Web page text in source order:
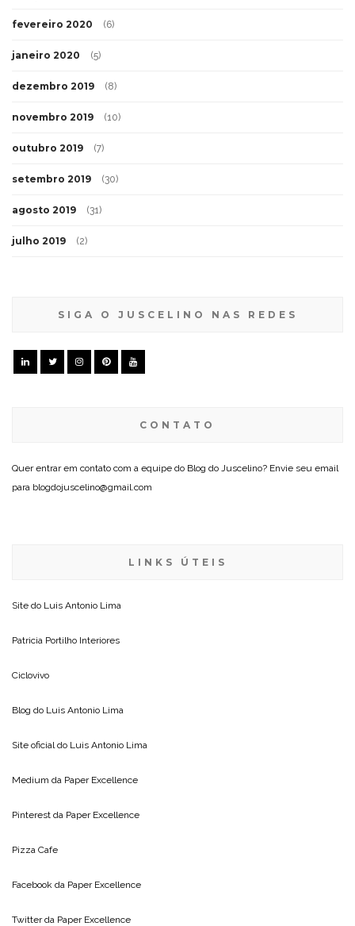
fevereiro 2020 (6)
janeiro 2020 (5)
dezembro 2019 (8)
novembro 2019 (10)
outubro 2019 (7)
setembro 2019 (30)
agosto 2019 (31)
julho 2019 (2)
SIGA O JUSCELINO NAS REDES
CONTATO
Quer entrar em contato com a equipe do Blog do Juscelino? Envie seu email
para blogdojuscelino@gmail.com
LINKS ÚTEIS
Site do Luis Antonio Lima
Patricia Portilho Interiores
Ciclovivo
Blog do Luis Antonio Lima
Site oficial do Luis Antonio Lima
Medium da Paper Excellence
Pinterest da Paper Excellence
Pizza Cafe
Facebook da Paper Excellence
Twitter da Paper Excellence